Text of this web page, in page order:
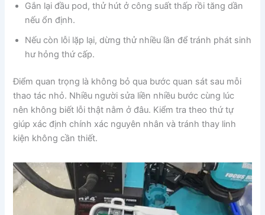
Gắn lại đầu pod, thử hút ở công suất thấp rồi tăng dần
nếu ổn định.
Nếu còn lỗi lặp lại, dừng thử nhiều lần để tránh phát sinh
hư hỏng thứ cấp.
Điểm quan trọng là không bỏ qua bước quan sát sau mỗi
thao tác nhỏ. Nhiều người sửa liền nhiều bước cùng lúc
nên không biết lỗi thật nằm ở đâu. Kiểm tra theo thứ tự
giúp xác định chính xác nguyên nhân và tránh thay linh
kiện không cần thiết.